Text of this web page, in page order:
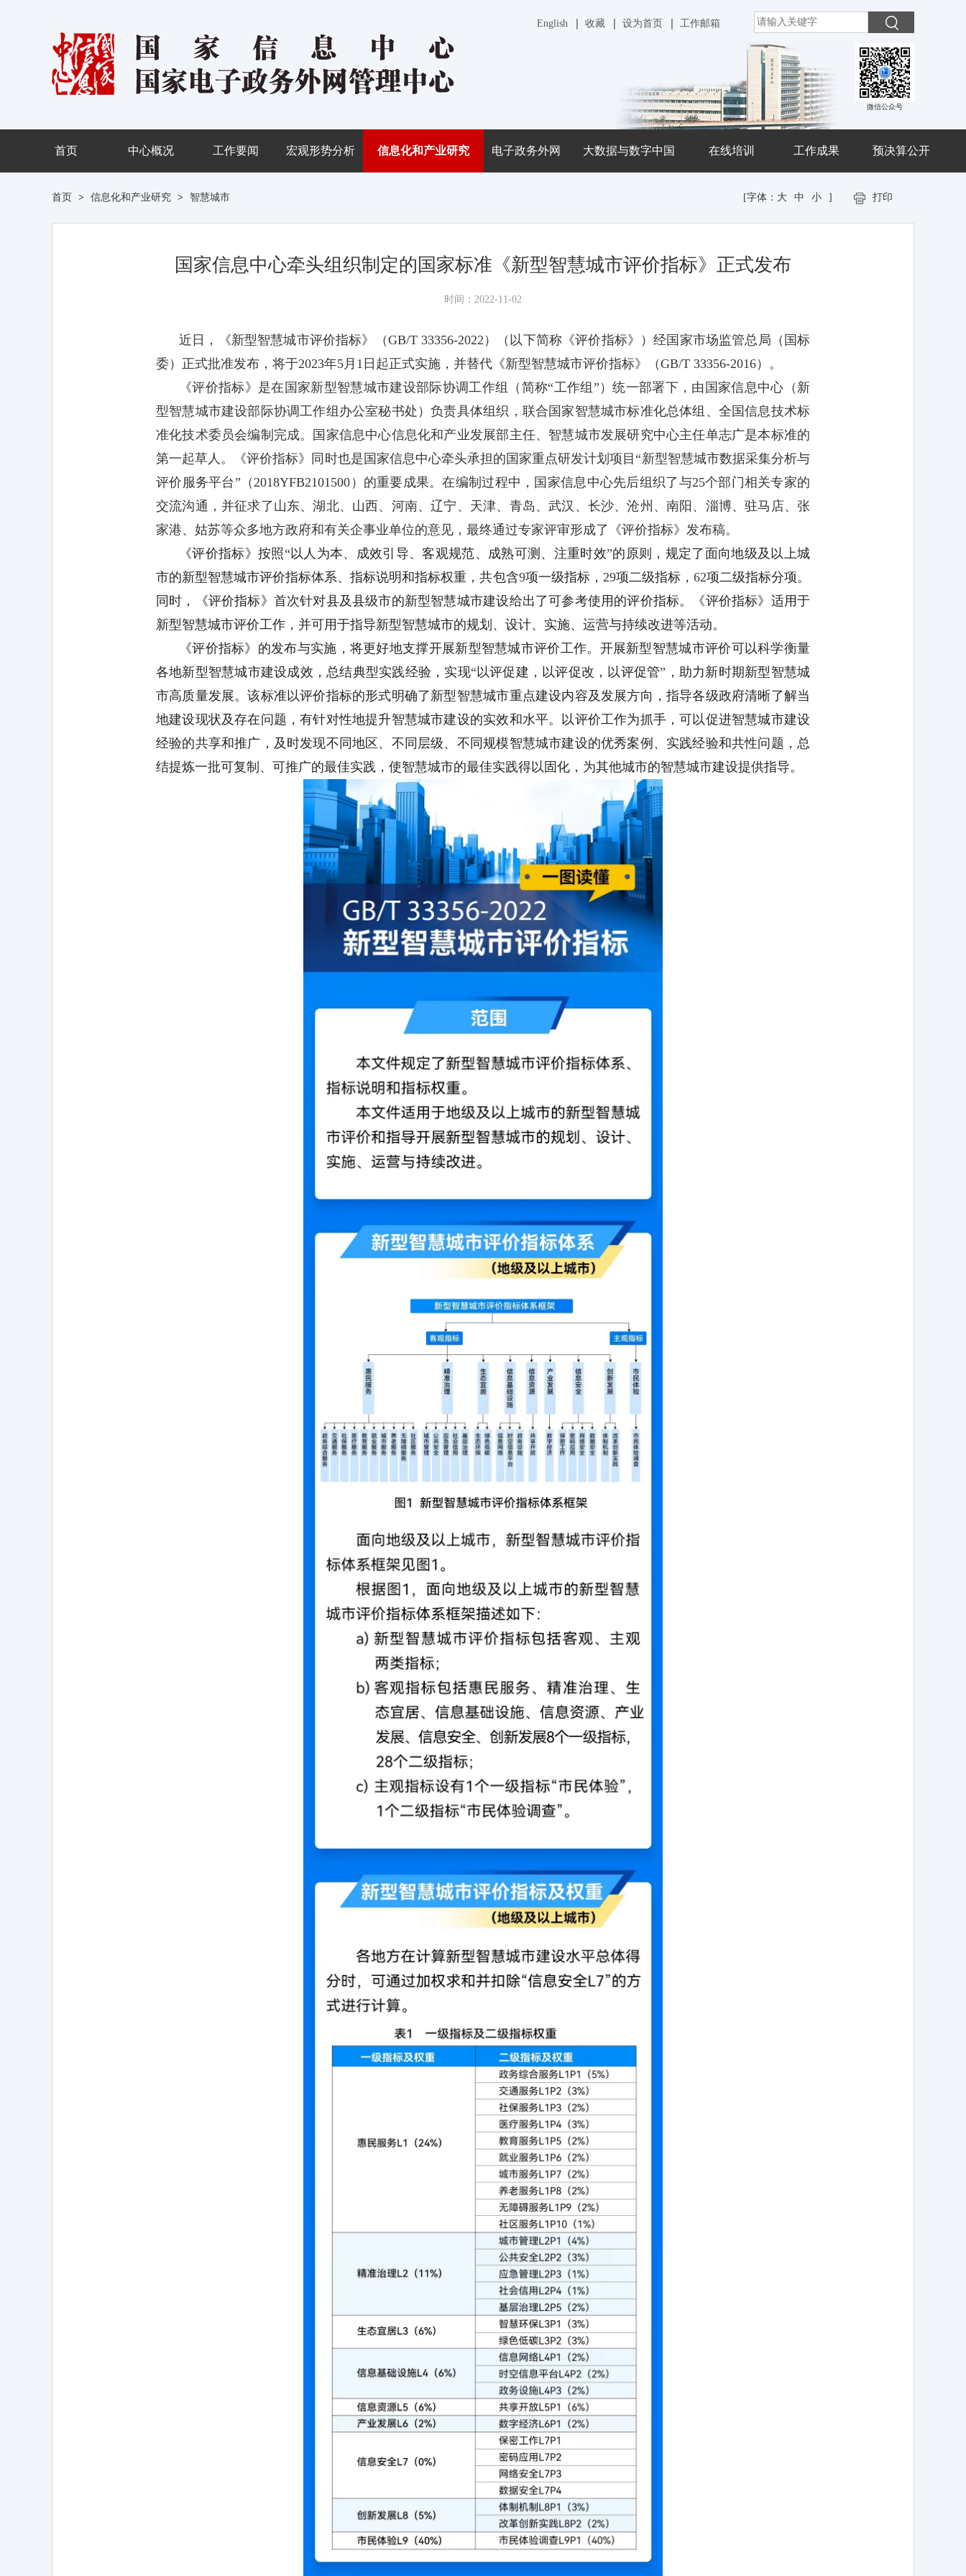
English 收藏 设为首页 工作邮箱
微信公众号
首页 中心概况 工作要闻 宏观形势分析 信息化和产业研究 电子政务外网 大数据与数字中国 在线培训 工作成果 预决算公开
首页 > 信息化和产业研究 > 智慧城市 [字体： 大 中 小 ] 打印
国家信息中心牵头组织制定的国家标准《新型智慧城市评价指标》正式发布
时间：2022-11-02
近日，《新型智慧城市评价指标》（GB/T 33356-2022 ）（以下简称《评价指标》）经国家市场监管总局（国标
委）正式批准发布，将于2023年5月 1 日起正式实施，并替代《新型智慧城市评价指标》（GB/T 33356-2016）。
《评价指标》是在国家新型智慧城市建设部际协调工作组（简称“工作组 ” ）统一部署下，由国家信息中心（新
型智慧城市建设部际协调工作组办公室秘书处）负责具体组织，联合国家智慧城市标准化总体组、全国信息技术标
准化技术委员会编制完成。国家信息中心信息化和产业发展部主任、智慧城市发展研究中心主任单志广是本标准的
第一起草人。《评价指标》同时也是国家信息中心牵头承担的国家重点研发计划项目 “新型智慧城市数据采集分析与
评价服务平台” （2018YFB2101500 ）的重要成果。在编制过程中，国家信息中心先后组织了与25个部门相关专家的
交流沟通，并征求了山东、湖北、山西、河南、辽宁、天津、青岛、武汉、长沙、沧州、南阳、淄博、驻马店、张
家港、姑苏等众多地方政府和有关企事业单位的意见，最终通过专家评审形成了《评价指标》发布稿。
《评价指标》按照 “以人为本、成效引导、客观规范、成熟可测、注重时效”的原则，规定了面向地级及以上城
市的新型智慧城市评价指标体系、指标说明和指标权重，共包含9项一级指标， 29项二级指标， 62项二级指标分项。
同时，《评价指标》首次针对县及县级市的新型智慧城市建设给出了可参考使用的评价指标。《评价指标》适用于
新型智慧城市评价工作，并可用于指导新型智慧城市的规划、设计、实施、运营与持续改进等活动。
《评价指标》的发布与实施，将更好地支撑开展新型智慧城市评价工作。开展新型智慧城市评价可以科学衡量
各地新型智慧城市建设成效，总结典型实践经验，实现“以评促建，以评促改，以评促管” ，助力新时期新型智慧城
市高质量发展。该标准以评价指标的形式明确了新型智慧城市重点建设内容及发展方向，指导各级政府清晰了解当
地建设现状及存在问题，有针对性地提升智慧城市建设的实效和水平。以评价工作为抓手，可以促进智慧城市建设
经验的共享和推广，及时发现不同地区、不同层级、不同规模智慧城市建设的优秀案例、实践经验和共性问题，总
结提炼一批可复制、可推广的最佳实践，使智慧城市的最佳实践得以固化，为其他城市的智慧城市建设提供指导。